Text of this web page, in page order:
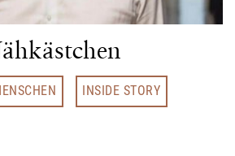
INSIDE STORY